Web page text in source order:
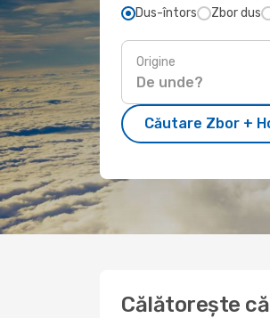
Dus-întors Zbor dus
Origine
Căutare Zbor +
Călătorește